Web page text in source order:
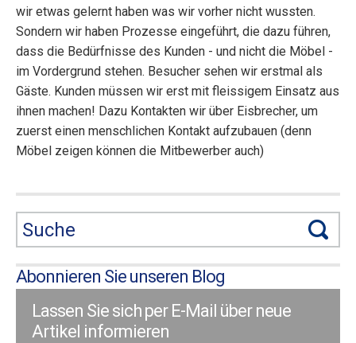
wir etwas gelernt haben was wir vorher nicht wussten.
Sondern wir haben Prozesse eingeführt, die dazu führen,
dass die Bedürfnisse des Kunden - und nicht die Möbel -
im Vordergrund stehen. Besucher sehen wir erstmal als
Gäste. Kunden müssen wir erst mit fleissigem Einsatz aus
ihnen machen! Dazu Kontakten wir über Eisbrecher, um
zuerst einen menschlichen Kontakt aufzubauen (denn
Möbel zeigen können die Mitbewerber auch)
Abonnieren Sie unseren Blog
Lassen Sie sich per E-Mail über neue
Artikel informieren